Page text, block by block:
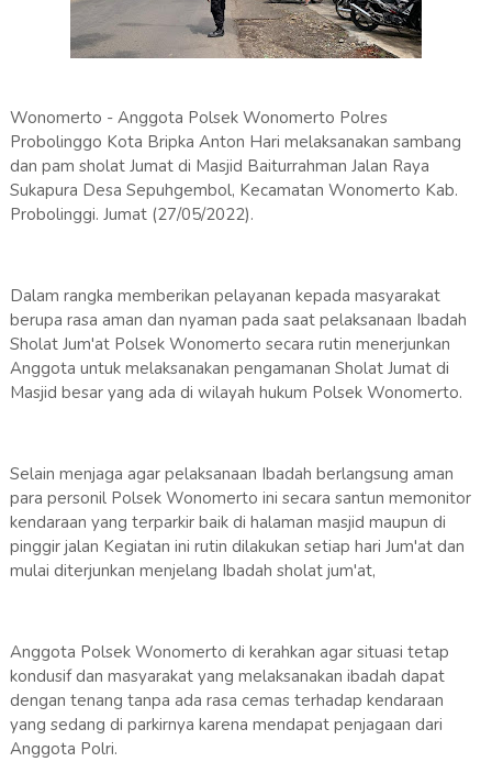
Wonomerto - Anggota Polsek Wonomerto Polres
Probolinggo Kota Bripka Anton Hari melaksanakan sambang
dan pam sholat Jumat di Masjid Baiturrahman Jalan Raya
Sukapura Desa Sepuhgembol, Kecamatan Wonomerto Kab.
Probolinggi. Jumat (27/05/2022).
Dalam rangka memberikan pelayanan kepada masyarakat
berupa rasa aman dan nyaman pada saat pelaksanaan Ibadah
Sholat Jum'at Polsek Wonomerto secara rutin menerjunkan
Anggota untuk melaksanakan pengamanan Sholat Jumat di
Masjid besar yang ada di wilayah hukum Polsek Wonomerto.
Selain menjaga agar pelaksanaan Ibadah berlangsung aman
para personil Polsek Wonomerto ini secara santun memonitor
kendaraan yang terparkir baik di halaman masjid maupun di
pinggir jalan Kegiatan ini rutin dilakukan setiap hari Jum'at dan
mulai diterjunkan menjelang Ibadah sholat jum'at,
Anggota Polsek Wonomerto di kerahkan agar situasi tetap
kondusif dan masyarakat yang melaksanakan ibadah dapat
dengan tenang tanpa ada rasa cemas terhadap kendaraan
yang sedang di parkirnya karena mendapat penjagaan dari
Anggota Polri.